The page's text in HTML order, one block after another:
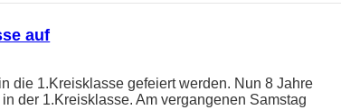
auf
die 1.Kreisklasse gefeiert werden. Nun 8 Jahre
der 1.Kreisklasse. Am vergangenen Samstag